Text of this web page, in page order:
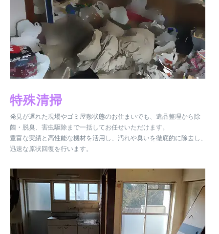
特殊清掃
発見が遅れた現場やゴミ屋敷状態のお住まいでも、遺品整理から除
菌・脱臭、害虫駆除まで一括してお任せいただけます。
豊富な実績と高性能な機材を活用し、汚れや臭いを徹底的に除去し、
迅速な原状回復を行います。